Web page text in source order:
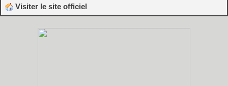
Visiter le site officiel